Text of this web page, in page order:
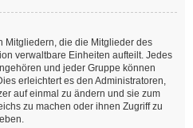
Mitgliedern, die die Mitglieder des
verwaltbare Einheiten aufteilt. Jedes
und jeder Gruppe können
erleichtert es den Administratoren,
auf einmal zu ändern und sie zum
zu machen oder ihnen Zugriff zu